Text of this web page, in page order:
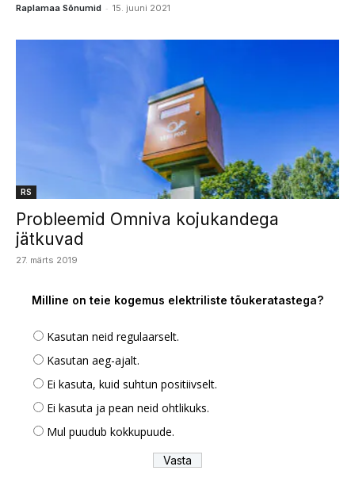
Raplamaa Sõnumid - 15. juuni 2021
RS
Probleemid Omniva kojukandega
jätkuvad
27. märts 2019
Milline on teie kogemus elektriliste tõukeratastega?
Kasutan neid regulaarselt.
Kasutan aeg-ajalt.
Ei kasuta, kuid suhtun positiivselt.
Ei kasuta ja pean neid ohtlikuks.
Mul puudub kokkupuude.